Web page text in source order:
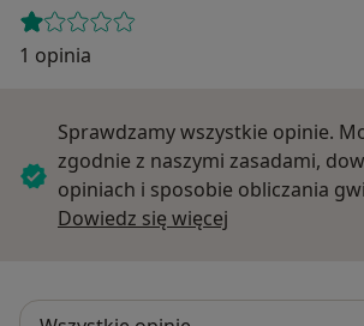
1 opinia
Sprawdzamy wszystkie opinie.
zgodnie z naszymi zasadami,
opiniach i sposobie obliczania
Dowiedz się więcej